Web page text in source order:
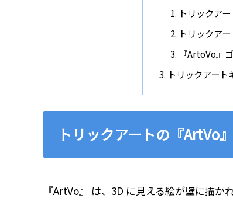
トリックア
トリックア
『ArtoVo』
トリックアー
トリックアートの『ArtVo
『ArtVo』 は、3D に見える絵が壁に描か